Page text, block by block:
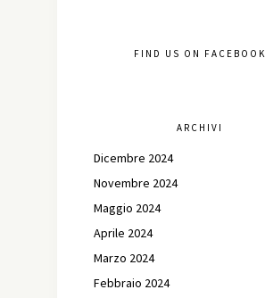
FIND US ON FACEBOOK
ARCHIVI
Dicembre 2024
Novembre 2024
Maggio 2024
Aprile 2024
Marzo 2024
Febbraio 2024